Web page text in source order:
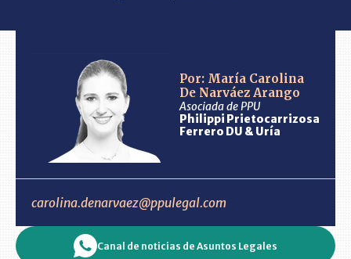
Por: María Carolina
De Narváez Arango
Asociada de PPU
Philippi Prietocarrizosa
Ferrero DU & Uría
carolina.denarvaez@ppulegal.com
Canal de noticias de Asuntos Legales